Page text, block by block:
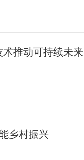
推动可持续未来
乡村振兴